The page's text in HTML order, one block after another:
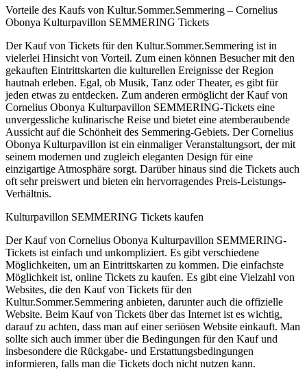
Vorteile des Kaufs von Kultur.Sommer.Semmering – Cornelius
Obonya Kulturpavillon SEMMERING Tickets
Der Kauf von Tickets für den Kultur.Sommer.Semmering ist in
vielerlei Hinsicht von Vorteil. Zum einen können Besucher mit den
gekauften Eintrittskarten die kulturellen Ereignisse der Region
hautnah erleben. Egal, ob Musik, Tanz oder Theater, es gibt für
jeden etwas zu entdecken. Zum anderen ermöglicht der Kauf von
Cornelius Obonya Kulturpavillon SEMMERING-Tickets eine
unvergessliche kulinarische Reise und bietet eine atemberaubende
Aussicht auf die Schönheit des Semmering-Gebiets. Der Cornelius
Obonya Kulturpavillon ist ein einmaliger Veranstaltungsort, der mit
seinem modernen und zugleich eleganten Design für eine
einzigartige Atmosphäre sorgt. Darüber hinaus sind die Tickets auch
oft sehr preiswert und bieten ein hervorragendes Preis-Leistungs-
Verhältnis.
Kulturpavillon SEMMERING Tickets kaufen
Der Kauf von Cornelius Obonya Kulturpavillon SEMMERING-
Tickets ist einfach und unkompliziert. Es gibt verschiedene
Möglichkeiten, um an Eintrittskarten zu kommen. Die einfachste
Möglichkeit ist, online Tickets zu kaufen. Es gibt eine Vielzahl von
Websites, die den Kauf von Tickets für den
Kultur.Sommer.Semmering anbieten, darunter auch die offizielle
Website. Beim Kauf von Tickets über das Internet ist es wichtig,
darauf zu achten, dass man auf einer seriösen Website einkauft. Man
sollte sich auch immer über die Bedingungen für den Kauf und
insbesondere die Rückgabe- und Erstattungsbedingungen
informieren, falls man die Tickets doch nicht nutzen kann.